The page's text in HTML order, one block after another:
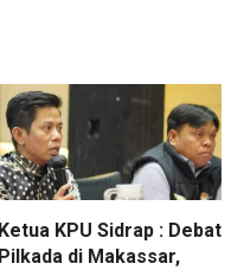
Ketua KPU Sidrap : Debat
Pilkada di Makassar,